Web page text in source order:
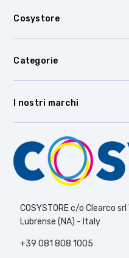
Cosystore
Categorie
I nostri marchi
COSYSTORE c/o Clearco
Lubrense (NA) - Italy
+39 081 808 1005